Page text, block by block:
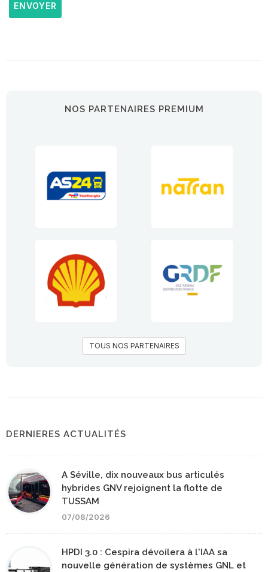
ENVOYER
NOS PARTENAIRES PREMIUM
TOUS NOS PARTENAIRES
DERNIERES ACTUALITÉS
A Séville, dix nouveaux bus articulés
hybrides GNV rejoignent la flotte de
TUSSAM
07/08/2026
HPDI 3.0 : Cespira dévoilera à l'IAA sa
nouvelle génération de systèmes GNL et